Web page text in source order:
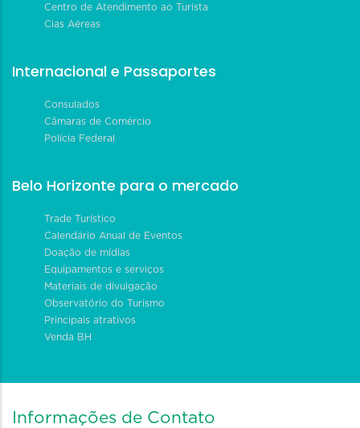
Centro de Atendimento ao Turista
Cias Aéreas
Internacional e Passaportes
Consulados
Câmaras de Comércio
Polícia Federal
Belo Horizonte para o mercado
Trade Turístico
Calendário Anual de Eventos
Doação de mídias
Equipamentos e serviços
Materiais de divulgação
Observatório do Turismo
Principais atrativos
Venda BH
Informações de Contato